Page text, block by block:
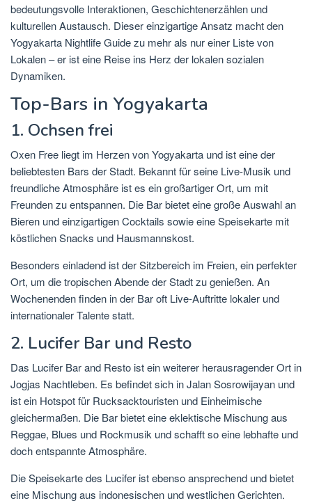
bedeutungsvolle Interaktionen, Geschichtenerzählen und
kulturellen Austausch. Dieser einzigartige Ansatz macht den
Yogyakarta Nightlife Guide zu mehr als nur einer Liste von
Lokalen – er ist eine Reise ins Herz der lokalen sozialen
Dynamiken.
Top-Bars in Yogyakarta
1. Ochsen frei
Oxen Free liegt im Herzen von Yogyakarta und ist eine der
beliebtesten Bars der Stadt. Bekannt für seine Live-Musik und
freundliche Atmosphäre ist es ein großartiger Ort, um mit
Freunden zu entspannen. Die Bar bietet eine große Auswahl an
Bieren und einzigartigen Cocktails sowie eine Speisekarte mit
köstlichen Snacks und Hausmannskost.
Besonders einladend ist der Sitzbereich im Freien, ein perfekter
Ort, um die tropischen Abende der Stadt zu genießen. An
Wochenenden finden in der Bar oft Live-Auftritte lokaler und
internationaler Talente statt.
2. Lucifer Bar und Resto
Das Lucifer Bar and Resto ist ein weiterer herausragender Ort in
Jogjas Nachtleben. Es befindet sich in Jalan Sosrowijayan und
ist ein Hotspot für Rucksacktouristen und Einheimische
gleichermaßen. Die Bar bietet eine eklektische Mischung aus
Reggae, Blues und Rockmusik und schafft so eine lebhafte und
doch entspannte Atmosphäre.
Die Speisekarte des Lucifer ist ebenso ansprechend und bietet
eine Mischung aus indonesischen und westlichen Gerichten.